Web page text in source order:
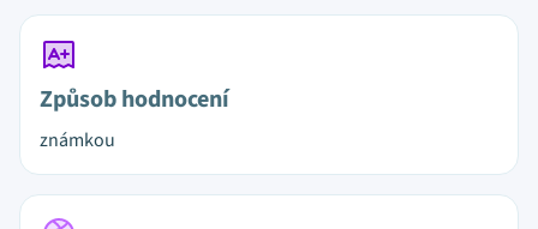
Způsob hodnocení
známkou